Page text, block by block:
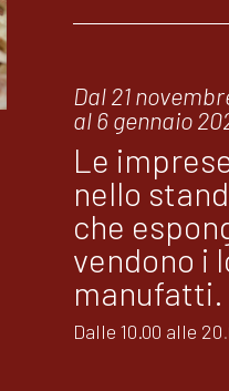
Dal 21
al 6 gennaio
Le
nello
che
vendono i
manufatti.
Dalle 10.00 alle 20.